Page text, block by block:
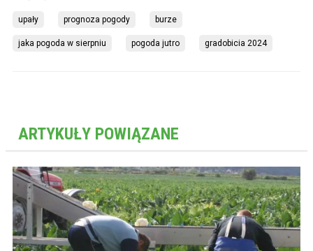
upały prognoza pogody burze
jaka pogoda w sierpniu pogoda jutro gradobicia 2024
ARTYKUŁY POWIĄZANE